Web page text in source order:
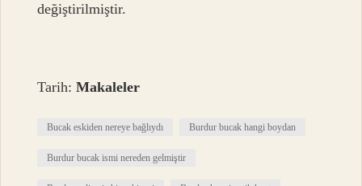
değiştirilmiştir.
Tarih:Makaleler
Bucak eskiden nereye bağlıydı Burdur bucak hangi boydan
Burdur bucak ismi nereden gelmiştir